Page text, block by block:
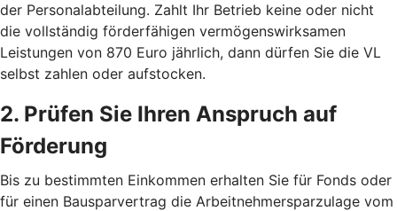
der Personalabteilung. Zahlt Ihr Betrieb keine oder nicht
die vollständig förderfähigen vermögenswirksamen
Leistungen von 870 Euro jährlich, dann dürfen Sie die VL
selbst zahlen oder aufstocken.
2. Prüfen Sie Ihren Anspruch auf
Förderung
Bis zu bestimmten Einkommen erhalten Sie für Fonds oder
für einen Bausparvertrag die Arbeitnehmersparzulage vom